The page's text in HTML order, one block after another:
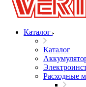
Каталог
Каталог
Расходные